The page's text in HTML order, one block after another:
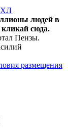
людей в
кликай сюда.
Пензы.
размещения